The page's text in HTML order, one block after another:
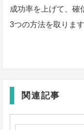
成功率を上げて、確
3つの方法を取ります
関連記事